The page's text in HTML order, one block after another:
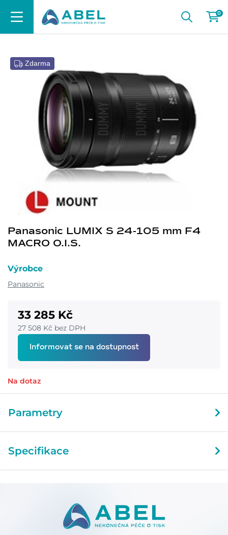
0
Zdarma
Panasonic LUMIX S 24-105 mm F4
MACRO O.I.S.
Výrobce
Panasonic
33 285 Kč
27 508 Kč bez DPH
Informovat se na dostupnost
Na dotaz
Parametry
Specifikace